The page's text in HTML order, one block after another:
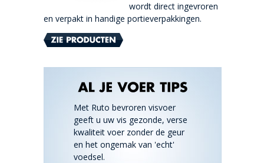
wordt direct ingevroren
en verpakt in handige portieverpakkingen.
Met Ruto bevroren visvoer
geeft u uw vis gezonde, verse
kwaliteit voer zonder de geur
en het ongemak van 'echt'
voedsel.